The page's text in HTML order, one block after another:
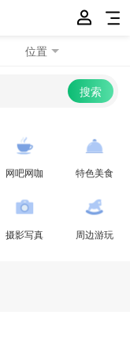
位置
网吧网咖 特色美食
摄影写真 周边游玩